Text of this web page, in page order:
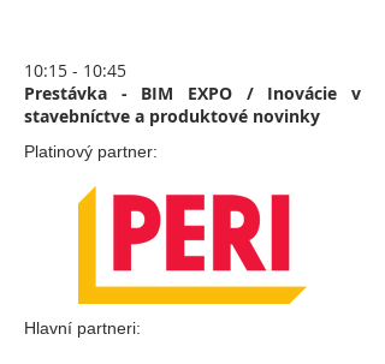
10:15 - 10:45
Prestávka - BIM EXPO / Inovácie v
stavebníctve a produktové novinky
Platinový partner:
Hlavní partneri: